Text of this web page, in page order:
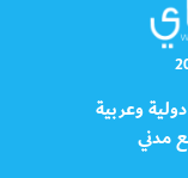
وعربية
مدني